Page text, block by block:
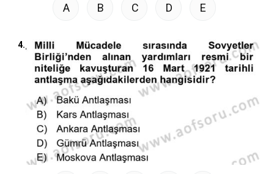
A B C D E
4.